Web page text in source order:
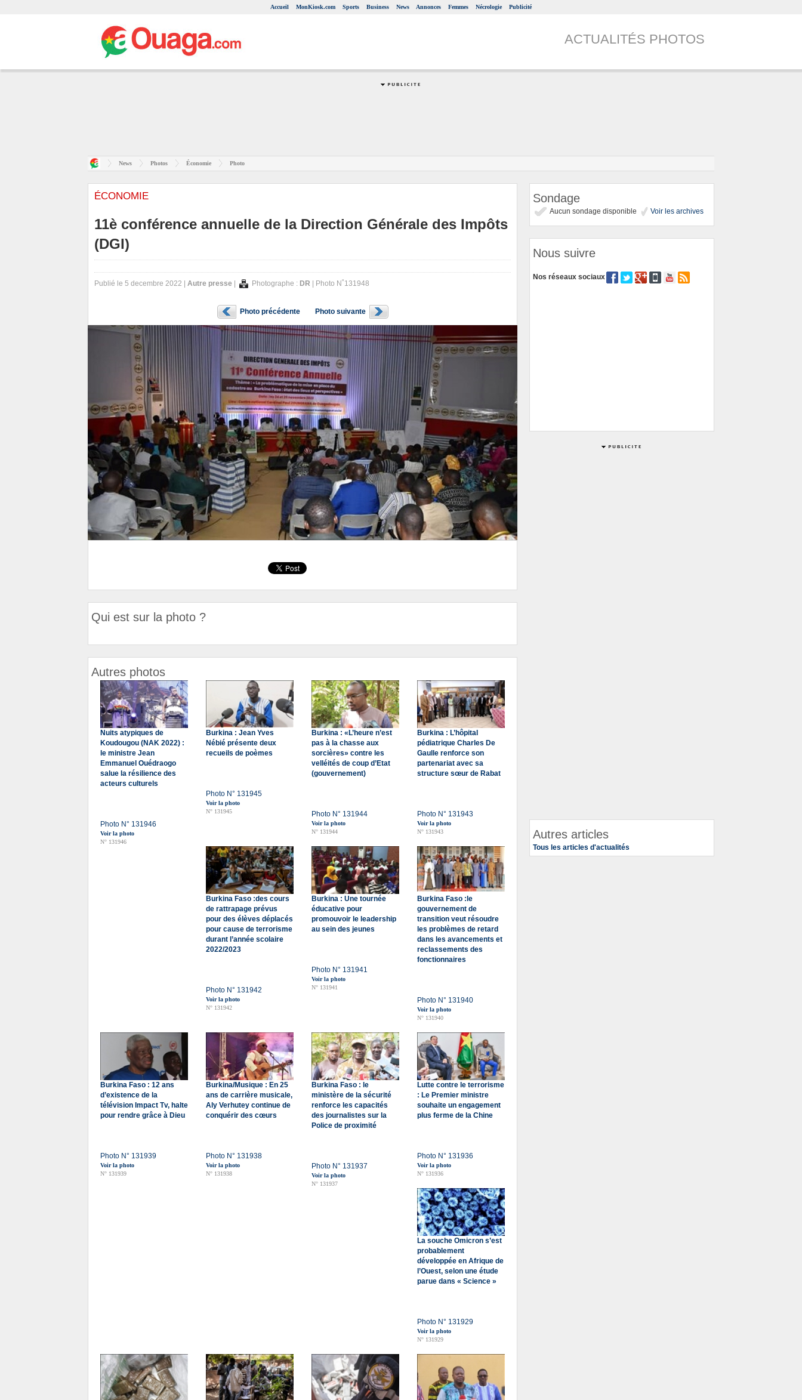
Accueil MonKiosk.com Sports Business News Annonces Femmes Nécrologie Publicité
ACTUALITÉS PHOTOS
News Photos Économie Photo
ÉCONOMIE
11è conférence annuelle de la Direction Générale des Impôts
(DGI)
Publié le 5 decembre 2022 | Autre presse Photographe : DR | Photo N˚131948
Photo précédente Photo suivante
Qui est sur la photo ?
Autres photos
Nuits atypiques de
Koudougou (NAK 2022) :
le ministre Jean
Emmanuel Ouédraogo
salue la résilience des
acteurs culturels
Photo N° 131946
Voir la photo
N° 131946
Burkina : Jean Yves
Nébié présente deux
recueils de poèmes
Photo N° 131945
Voir la photo
N° 131945
Burkina : «L’heure n’est
pas à la chasse aux
sorcières» contre les
velléités de coup d’Etat
(gouvernement)
Photo N° 131944
Voir la photo
N° 131944
Burkina : L’hôpital
pédiatrique Charles De
Gaulle renforce son
partenariat avec sa
structure sœur de Rabat
Photo N° 131943
Voir la photo
N° 131943
Burkina Faso :des cours
de rattrapage prévus
pour des élèves déplacés
pour cause de terrorisme
durant l’année scolaire
2022/2023
Photo N° 131942
Voir la photo
N° 131942
Burkina : Une tournée
éducative pour
promouvoir le leadership
au sein des jeunes
Photo N° 131941
Voir la photo
N° 131941
Burkina Faso :le
gouvernement de
transition veut résoudre
les problèmes de retard
dans les avancements et
reclassements des
fonctionnaires
Photo N° 131940
Voir la photo
N° 131940
Burkina Faso : 12 ans
d’existence de la
télévision Impact Tv, halte
pour rendre grâce à Dieu
Photo N° 131939
Voir la photo
N° 131939
Burkina/Musique : En 25
ans de carrière musicale,
Aly Verhutey continue de
conquérir des cœurs
Photo N° 131938
Voir la photo
N° 131938
Burkina Faso : le
ministère de la sécurité
renforce les capacités
des journalistes sur la
Police de proximité
Photo N° 131937
Voir la photo
N° 131937
Lutte contre le terrorisme
: Le Premier ministre
souhaite un engagement
plus ferme de la Chine
Photo N° 131936
Voir la photo
N° 131936
La souche Omicron s’est
probablement
développée en Afrique de
l’Ouest, selon une étude
parue dans « Science »
Photo N° 131929
Voir la photo
N° 131929
Sondage
Aucun sondage disponible Voir les archives
Nous suivre
Nos réseaux sociaux
Autres articles
Tous les articles d'actualités